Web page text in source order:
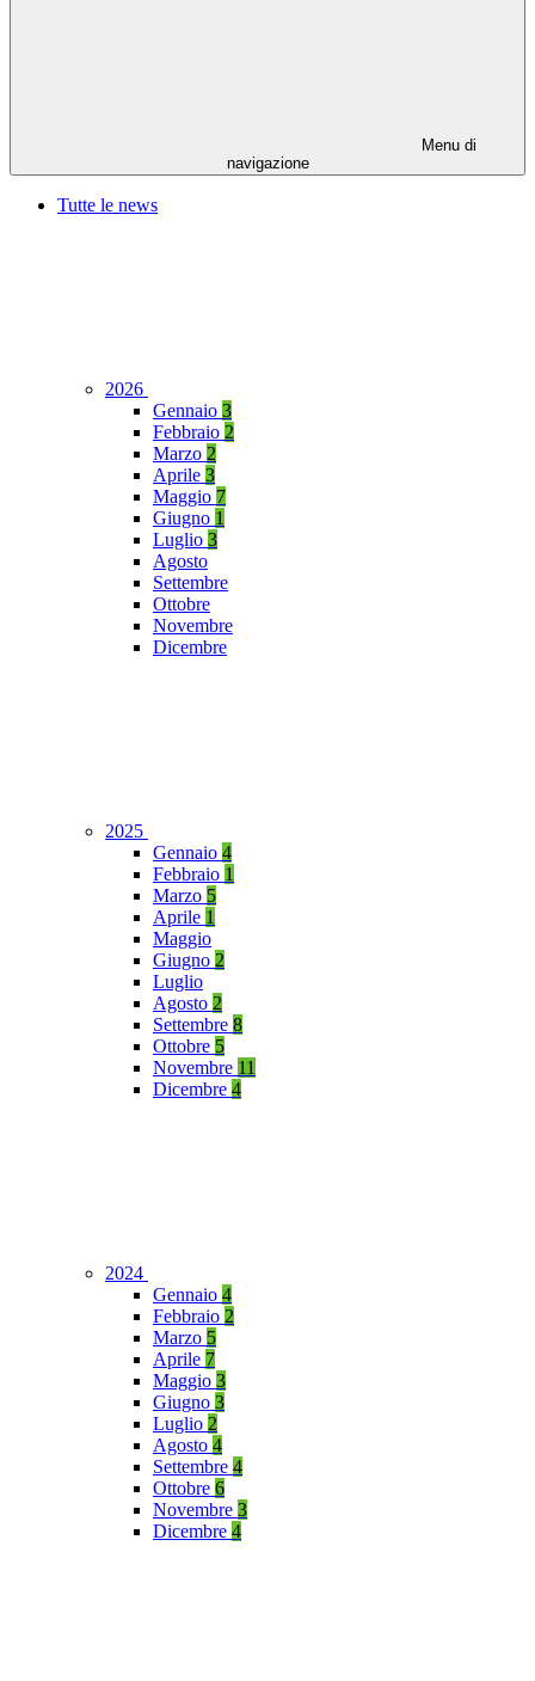
Menu di
navigazione
Tutte le news
2026
Gennaio 3
Febbraio 2
Marzo 2
Aprile 3
Maggio 7
Giugno 1
Luglio 3
Agosto
Settembre
Ottobre
Novembre
Dicembre
2025
Gennaio 4
Febbraio 1
Marzo 5
Aprile 1
Maggio
Giugno 2
Luglio
Agosto 2
Settembre 8
Ottobre 5
Novembre 11
Dicembre 4
2024
Gennaio 4
Febbraio 2
Marzo 5
Aprile 7
Maggio 3
Giugno 3
Luglio 2
Agosto 4
Settembre 4
Ottobre 6
Novembre 3
Dicembre 4